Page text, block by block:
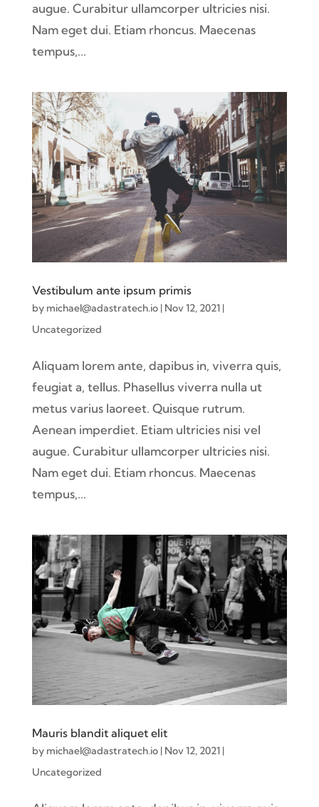
augue. Curabitur ullamcorper ultricies nisi.
Nam eget dui. Etiam rhoncus. Maecenas
tempus,...
Vestibulum ante ipsum primis
by michael@adastratech.io| Nov 12, 2021|
Uncategorized
Aliquam lorem ante, dapibus in, viverra quis,
feugiat a, tellus. Phasellus viverra nulla ut
metus varius laoreet. Quisque rutrum.
Aenean imperdiet. Etiam ultricies nisi vel
augue. Curabitur ullamcorper ultricies nisi.
Nam eget dui. Etiam rhoncus. Maecenas
tempus,...
Mauris blandit aliquet elit
by michael@adastratech.io| Nov 12, 2021|
Uncategorized